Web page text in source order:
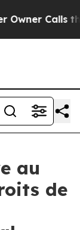
Calls
au
de